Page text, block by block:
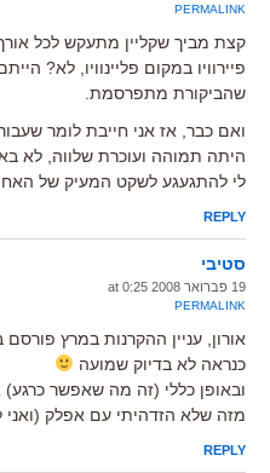
PERMALINK
קצת מביך שקליין מתעקש לכל
פיירוויו במקום פליינוויו, לא?
שהביקורת מתפרסמת.
ואם כבר, אז אני חייבת לומר
היתה תמוהה ועוכרת שלווה, לא
לי להתגעגע לשקט המעיק של
REPLY
סטיבי
19 פברואר 2008 at 0:25
PERMALINK
אורון, עניין ההקרנות במרץ
כנראה לא בדיוק שמועה
ובאופן כללי (זה מה שאפשר
מזה שלא הזדהיתי עם אפלק (ואני
REPLY